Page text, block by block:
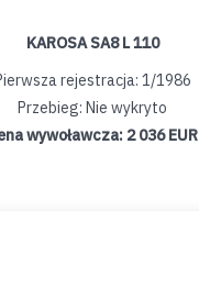
KAROSA SA8 L 110
rejestracja: 1/1986
Przebieg: Nie wykryto
wywoławcza: 2 036 EUR